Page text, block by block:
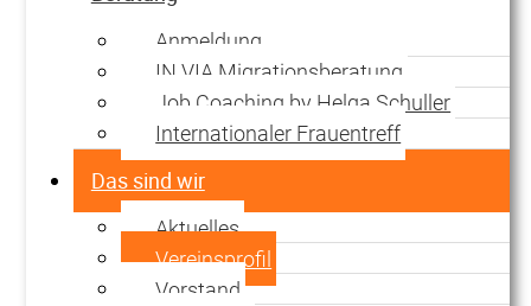
Anmeldung
IN VIA Migrationsberatung
Job Coaching by Helga Schuller
Internationaler Frauentreff
Das sind wir
Aktuelles
Vereinsprofil
Vorstand
Copyright © 2026 DZIF - Dorfener Zentrum für Integration
und Familie e.V.. Alle Rechte vorbehalten.